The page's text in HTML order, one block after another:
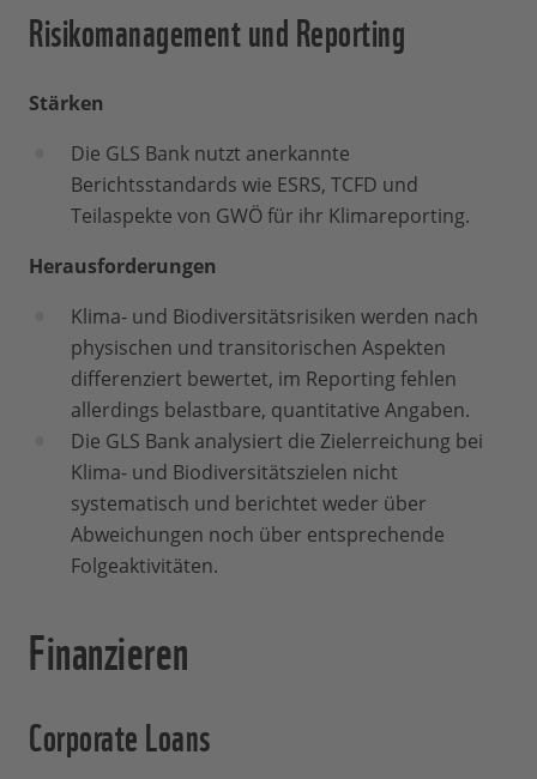
Risikomanagement und Reporting
Stärken
Die GLS Bank nutzt anerkannte
Berichtsstandards wie ESRS, TCFD und
Teilaspekte von GWÖ für ihr Klimareporting.
Herausforderungen
Klima- und Biodiversitätsrisiken werden nach
physischen und transitorischen Aspekten
differenziert bewertet, im Reporting fehlen
allerdings belastbare, quantitative Angaben.
Die GLS Bank analysiert die Zielerreichung bei
Klima- und Biodiversitätszielen nicht
systematisch und berichtet weder über
Abweichungen noch über entsprechende
Folgeaktivitäten.
Finanzieren
Corporate Loans